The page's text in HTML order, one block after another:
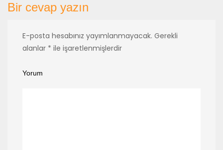
Bir cevap yazın
E-posta hesabınız yayımlanmayacak. Gerekli
alanlar * ile işaretlenmişlerdir
Yorum